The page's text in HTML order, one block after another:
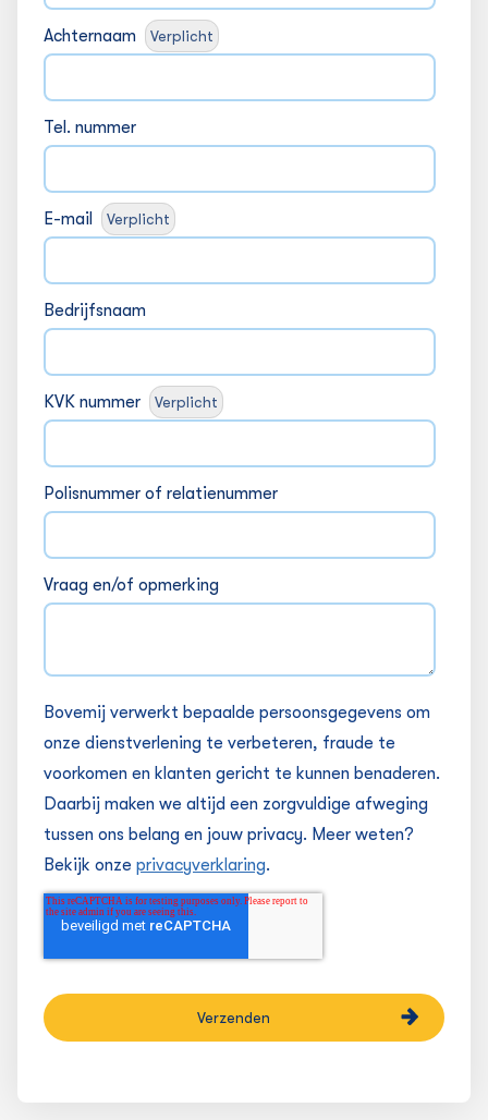
Achternaam Verplicht
Tel. nummer
E-mail Verplicht
Bedrijfsnaam
KVK nummer Verplicht
Polisnummer of relatienummer
Vraag en/of opmerking
Bovemij verwerkt bepaalde persoonsgegevens om
onze dienstverlening te verbeteren, fraude te
voorkomen en klanten gericht te kunnen benaderen.
Daarbij maken we altijd een zorgvuldige afweging
tussen ons belang en jouw privacy. Meer weten?
Bekijk onze privacyverklaring.